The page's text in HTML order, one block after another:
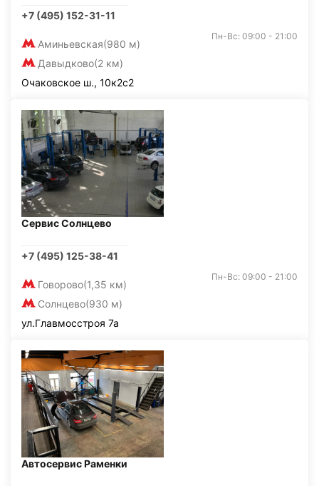
+7 (495) 152-31-11
Аминьевская(980 м)
Давыдково(2 км)
Пн-Вс: 09:00 - 21:00
Очаковское ш., 10к2с2
Сервис Солнцево
+7 (495) 125-38-41
Говорово(1,35 км)
Солнцево(930 м)
Пн-Вс: 09:00 - 21:00
ул.Главмосстроя 7а
Автосервис Раменки